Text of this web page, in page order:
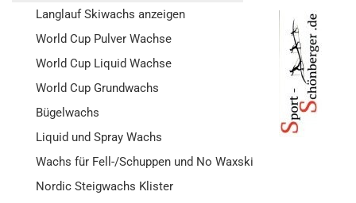
Langlauf Skiwachs anzeigen
World Cup Pulver Wachse
World Cup Liquid Wachse
World Cup Grundwachs
Bügelwachs
Liquid und Spray Wachs
Wachs für Fell-/Schuppen und No Waxski
Nordic Steigwachs Klister